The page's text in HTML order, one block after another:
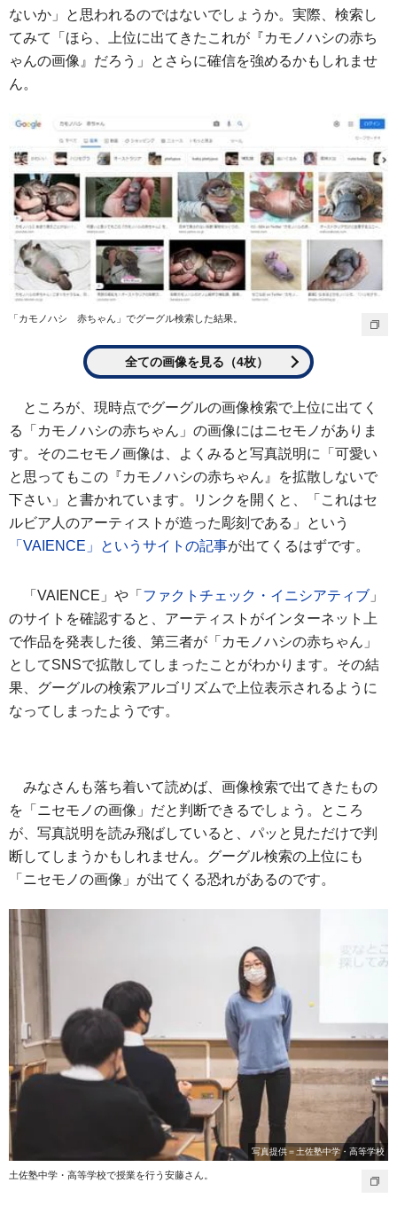
ないか」と思われるのではないでしょうか。実際、検索し
てみて「ほら、上位に出てきたこれが『カモノハシの赤ち
ゃんの画像』だろう」とさらに確信を強めるかもしれませ
ん。
「カモノハシ 赤ちゃん」でグーグル検索した結果。
全ての画像を見る（4枚）
ところが、現時点でグーグルの画像検索で上位に出てく
る「カモノハシの赤ちゃん」の画像にはニセモノがありま
す。そのニセモノ画像は、よくみると写真説明に「可愛い
と思ってもこの『カモノハシの赤ちゃん』を拡散しないで
下さい」と書かれています。リンクを開くと、「これはセ
ルビア人のアーティストが造った彫刻である」という
「VAIENCE」というサイトの記事が出てくるはずです。
「VAIENCE」や「 ファクトチェック・イニシアティブ 」
のサイトを確認すると、アーティストがインターネット上
で作品を発表した後、第三者が「カモノハシの赤ちゃん」
としてSNSで拡散してしまったことがわかります。その結
果、グーグルの検索アルゴリズムで上位表示されるように
なってしまったようです。
みなさんも落ち着いて読めば、画像検索で出てきたもの
を「ニセモノの画像」だと判断できるでしょう。ところ
が、写真説明を読み飛ばしていると、パッと見ただけで判
断してしまうかもしれません。グーグル検索の上位にも
「ニセモノの画像」が出てくる恐れがあるのです。
写真提供＝土佐塾中学・高等学校
土佐塾中学・高等学校で授業を行う安藤さん。